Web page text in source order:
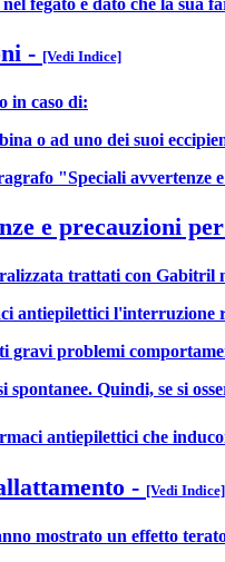
fegato e dato che la sua
- [Vedi Indice]
in caso di:
o ad uno dei suoi
"Speciali avvertenze
e precauzioni
trattati con Gabitril
antiepilettici l'interruzione
gravi problemi
spontanee. Quindi, se si
antiepilettici che
- [Vedi Indice]
mostrato un effetto